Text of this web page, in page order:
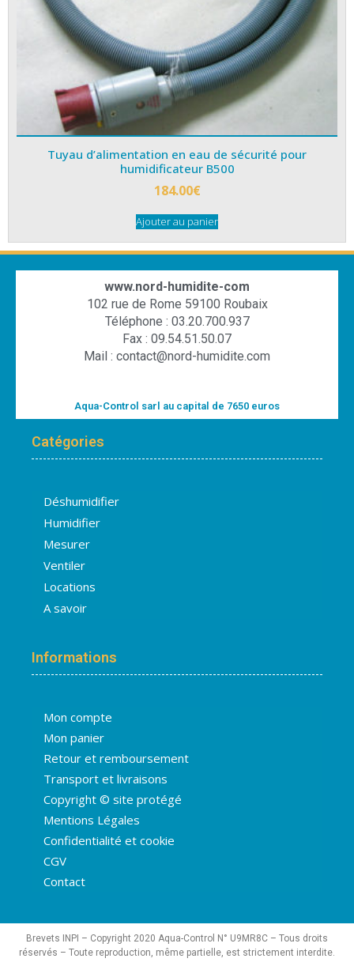
Tuyau d’alimentation en eau de sécurité pour
humidificateur B500
184.00€
Ajouter au panier
www.nord-humidite-com
102 rue de Rome 59100 Roubaix
Téléphone : 03.20.700.937
Fax : 09.54.51.50.07
Mail : contact@nord-humidite.com
Aqua-Control sarl au capital de 7650 euros
Catégories
Déshumidifier
Humidifier
Mesurer
Ventiler
Locations
A savoir
Informations
Mon compte
Mon panier
Retour et remboursement
Transport et livraisons
Copyright © site protégé
Mentions Légales
Confidentialité et cookie
CGV
Contact
Brevets INPI – Copyright 2020 Aqua-Control N° U9MR8C – Tous droits
réservés – Toute reproduction, même partielle, est strictement interdite.